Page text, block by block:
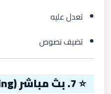
تعدل عليه
تضيف نصوص
⭐ 7. بث مباشر (Live Streaming)